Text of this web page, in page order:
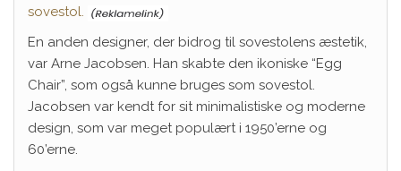
sovestol.
En anden designer, der bidrog til sovestolens æstetik,
var Arne Jacobsen. Han skabte den ikoniske “Egg
Chair”, som også kunne bruges som sovestol.
Jacobsen var kendt for sit minimalistiske og moderne
design, som var meget populært i 1950’erne og
60’erne.